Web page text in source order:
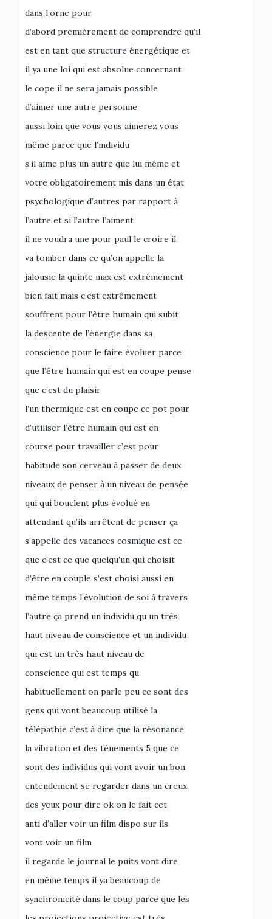
dans l’orne pour
d’abord premièrement de comprendre qu’il
est en tant que structure énergétique et
il ya une loi qui est absolue concernant
le cope il ne sera jamais possible
d’aimer une autre personne
aussi loin que vous vous aimerez vous
même parce que l’individu
s’il aime plus un autre que lui même et
votre obligatoirement mis dans un état
psychologique d’autres par rapport à
l’autre et si l’autre l’aiment
il ne voudra une pour paul le croire il
va tomber dans ce qu’on appelle la
jalousie la quinte max est extrêmement
bien fait mais c’est extrêmement
souffrent pour l’être humain qui subit
la descente de l’énergie dans sa
conscience pour le faire évoluer parce
que l’être humain qui est en coupe pense
que c’est du plaisir
l’un thermique est en coupe ce pot pour
d’utiliser l’être humain qui est en
course pour travailler c’est pour
habitude son cerveau à passer de deux
niveaux de penser à un niveau de pensée
qui qui bouclent plus évolué en
attendant qu’ils arrêtent de penser ça
s’appelle des vacances cosmique est ce
que c’est ce que quelqu’un qui choisit
d’être en couple s’est choisi aussi en
même temps l’évolution de soi à travers
l’autre ça prend un individu qu un très
haut niveau de conscience et un individu
qui est un très haut niveau de
conscience qui est temps qu
habituellement on parle peu ce sont des
gens qui vont beaucoup utilisé la
télépathie c’est à dire que la résonance
la vibration et des tènements 5 que ce
sont des individus qui vont avoir un bon
entendement se regarder dans un creux
des yeux pour dire ok on le fait cet
anti d’aller voir un film dispo sur ils
vont voir un film
il regarde le journal le puits vont dire
en même temps il ya beaucoup de
synchronicité dans le coup parce que les